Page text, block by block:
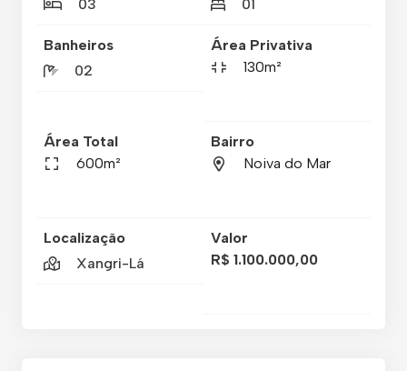
03
01
Banheiros
02
Área Privativa
130m²
Área Total
600m²
Bairro
Noiva do Mar
Localização
Xangri-Lá
Valor
R$ 1.100.000,00